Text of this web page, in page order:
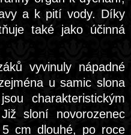
a k pití vody. Díky
také jako účinná
vyvinuly nápadné
u samic slona
charakteristickým
sloní novorozenec
cm dlouhé, po roce